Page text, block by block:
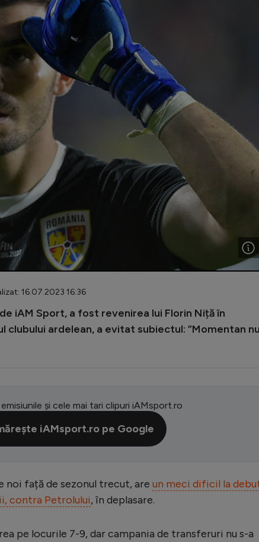
16.07.2023 16:36
iAM Sport, a fost revenirea lui Florin Niță în
clubului ardelean, a evitat subiectul: ”Momentan nu
și cele mai tari clipuri iAMsport.ro
iAMsport.ro pe Google
noi față de sezonul trecut, are un meci dificil la
contra Petrolului, în deplasare.
pe locurile 7-9, dar campania de transferuri nu s-a